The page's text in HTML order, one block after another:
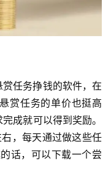
任务挣钱的软件，在
赏任务的单价也挺高
成就可以得到奖励。
，每天通过做这些任
话，可以下载一个尝